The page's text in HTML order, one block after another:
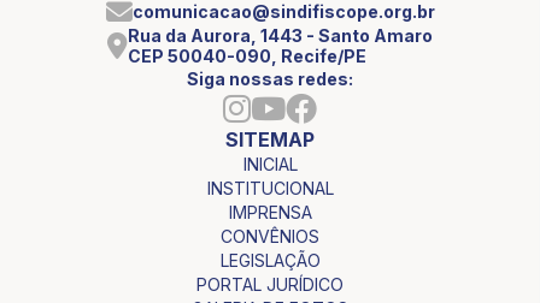
comunicacao@sindifiscope.org.br
Rua da Aurora, 1443 - Santo Amaro
CEP 50040-090, Recife/PE
Siga nossas redes:
SITEMAP
INICIAL
INSTITUCIONAL
IMPRENSA
CONVÊNIOS
LEGISLAÇÃO
PORTAL JURÍDICO